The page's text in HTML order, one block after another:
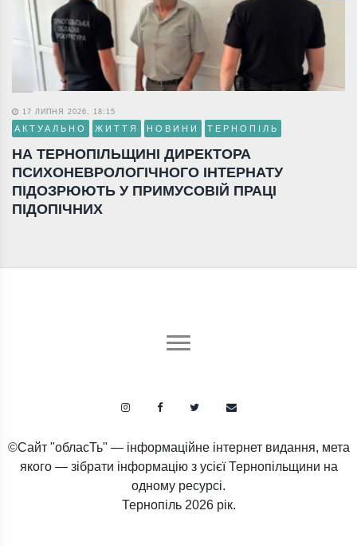
17 ЛИПНЯ 2026, 18:15
АКТУАЛЬНО ЖИТТЯ НОВИНИ ТЕРНОПІЛЬ
НА ТЕРНОПІЛЬЩИНІ ДИРЕКТОРА
ПСИХОНЕВРОЛОГІЧНОГО ІНТЕРНАТУ
ПІДОЗРЮЮТЬ У ПРИМУСОВІЙ ПРАЦІ
ПІДОПІЧНИХ
©Сайт "обласТь" — інформаційне інтернет видання, мета
якого — зібрати інформацію з усієї Тернопільщини на
одному ресурсі.
Тернопіль 2026 рік.